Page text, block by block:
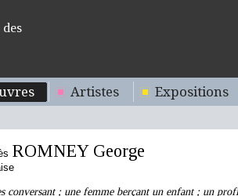
Artistes Expositions
ROMNEY George
conversant ; une femme berçant un enfant ; un